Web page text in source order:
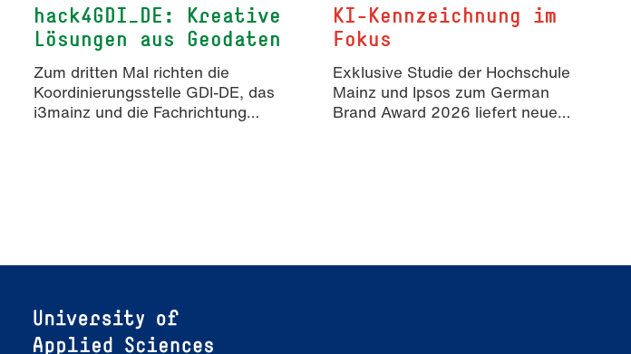
hack4GDI_DE: Kreative
Lösungen aus Geodaten
Zum dritten Mal richten die
Koordinierungsstelle GDI-DE, das
i3mainz und die Fachrichtung
KI-Kennzeichnung im
Fokus
Exklusive Studie der Hochschule
Mainz und Ipsos zum German
Brand Award 2026 liefert neue